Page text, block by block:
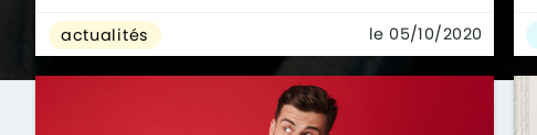
actualités le 05/10/2020